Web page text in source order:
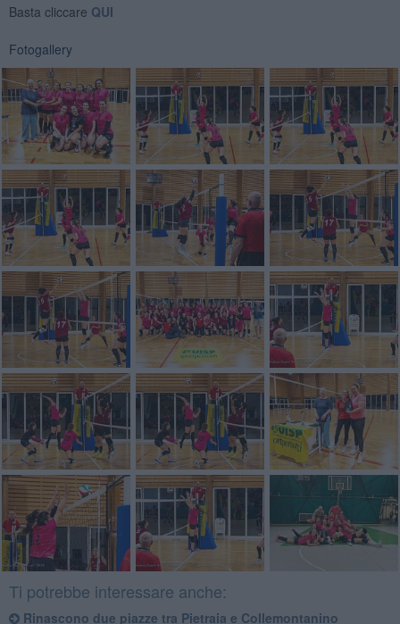
Basta cliccare QUI
Fotogallery
Ti potrebbe interessare anche:
Rinascono due piazze tra Pietraia e Collemontanino